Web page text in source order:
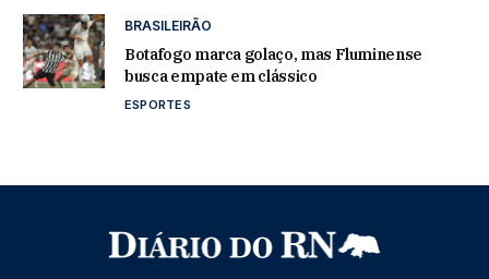
BRASILEIRÃO
Botafogo marca golaço, mas Fluminense
busca empate em clássico
ESPORTES